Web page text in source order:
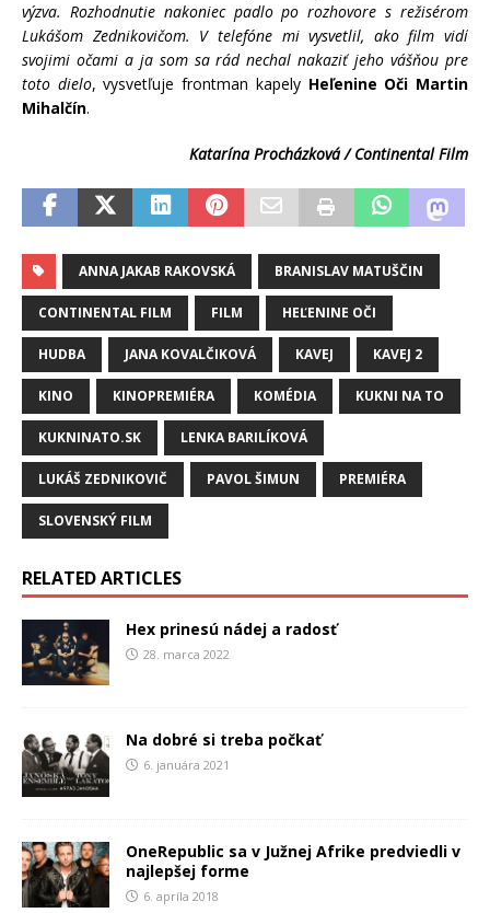
výzva. Rozhodnutie nakoniec padlo po rozhovore s režisérom
Lukášom Zednikovičom. V telefóne mi vysvetlil, ako film vidí
svojimi očami a ja som sa rád nechal nakaziť jeho vášňou pre
toto dielo, vysvetľuje frontman kapely Heľenine Oči Martin
Mihalčín.
Katarína Procházková / Continental Film
ANNA JAKAB RAKOVSKÁ BRANISLAV MATUŠČIN
CONTINENTAL FILM FILM HEĽENINE OČI
HUDBA JANA KOVALČIKOVÁ KAVEJ KAVEJ 2
KINO KINOPREMIÉRA KOMÉDIA KUKNI NA TO
KUKNINATO.SK LENKA BARILÍKOVÁ
LUKÁŠ ZEDNIKOVIČ PAVOL ŠIMUN PREMIÉRA
SLOVENSKÝ FILM
RELATED ARTICLES
Hex prinesú nádej a radosť
28. marca 2022
Na dobré si treba počkať
6. januára 2021
OneRepublic sa v Južnej Afrike predviedli v
najlepšej forme
6. apríla 2018